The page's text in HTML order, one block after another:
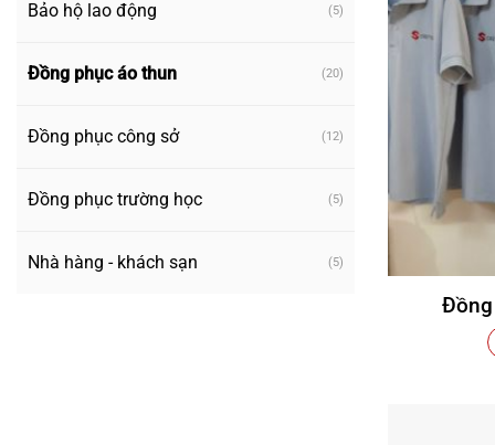
Bảo hộ lao động (5)
Đồng phục áo thun (20)
Đồng phục công sở (12)
Đồng phục trường học (5)
Nhà hàng - khách sạn (5)